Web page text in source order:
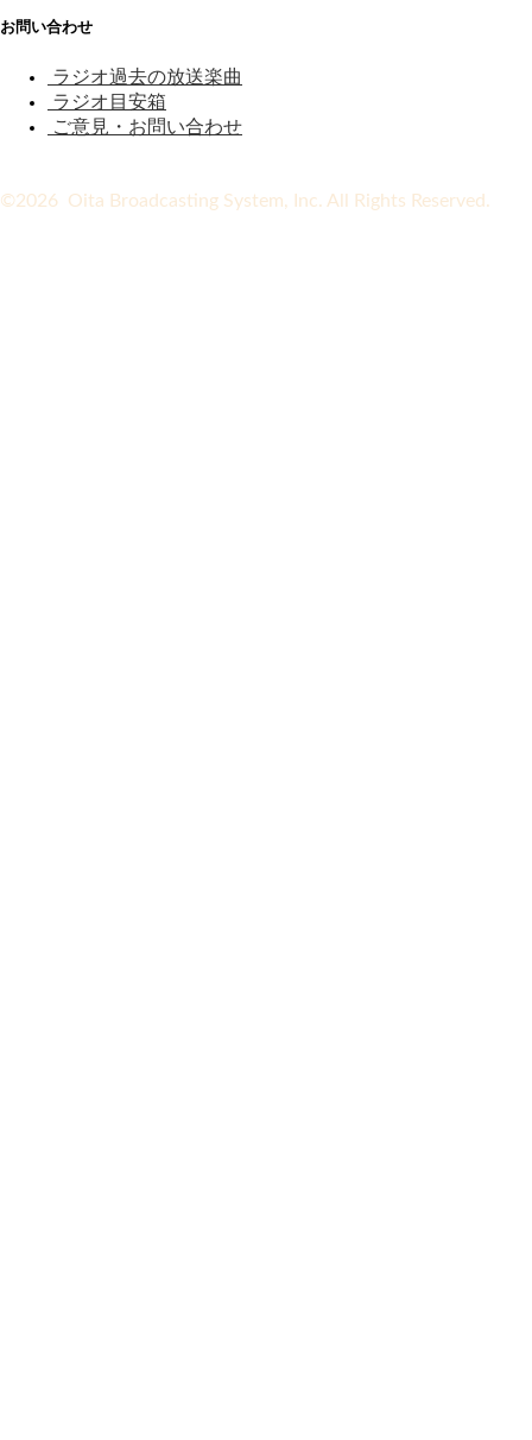
お問い合わせ
ラジオ過去の放送楽曲
ラジオ目安箱
ご意見・お問い合わせ
©2026 Oita Broadcasting System, Inc. All Rights Reserved.